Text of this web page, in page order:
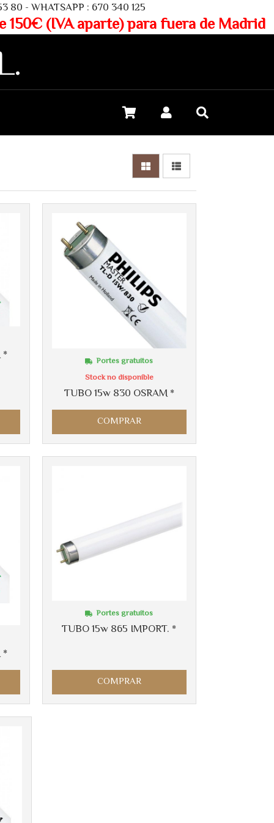
: 670 340 125
para fuera de Madrid
*
TUBO 15w 830 OSRAM *
Portes gratuitos
Stock no disponible
COMPRAR
*
TUBO 15w 865 IMPORT. *
Portes gratuitos
COMPRAR